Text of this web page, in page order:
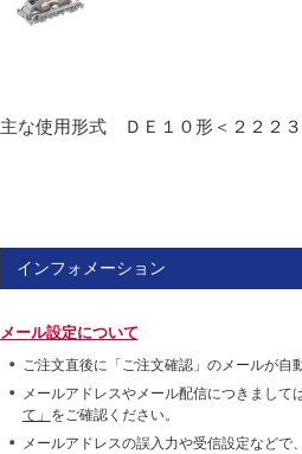
主な使用形式 ＤＥ１０形＜２２２３
インフォメーション
メール設定について
ご注文直後に「ご注文確認」のメールが自
メールアドレスやメール配信につきまして
て」 をご確認ください。
メールアドレスの誤入力や受信設定など